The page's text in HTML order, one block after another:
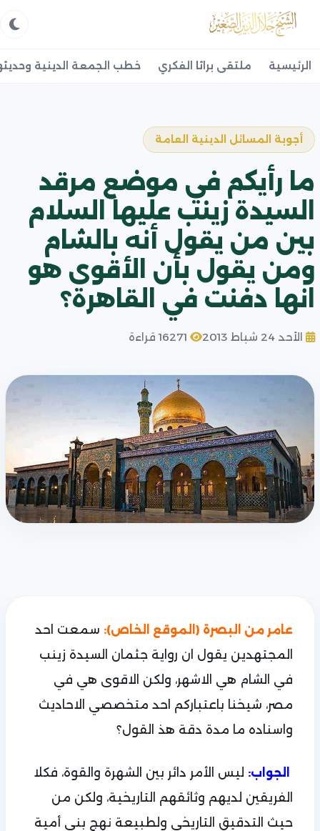
الرئيسية ملتقى براثا الفكري خطب الجمعة الدينية
أجوبة المسائل الدينية العامة
ما رأيكم في موضع مرقد
السيدة زينب عليها السلام
بين من يقول أنه بالشام
ومن يقول بأن الأقوى هو
انها دفنت في القاهرة؟
الأحد 24 شباط 2013
عامر من البصرة (الموقع الخاص): سمعت احد
المجتهدين يقول ان رواية جثمان السيدة زينب
في الشام هي الاشهر، ولكن الاقوى هي في
مصر، شيخنا باعتباركم احد متخصصي الاحاديث
واسناده ما مدة دقة هذ القول؟
الجواب: ليس الأمر دائر بين الشهرة والقوة، فكلا
الفريقين لديهم وثائقهم التاريخية، ولكن من
حيث التدقيق التاريخي ولطبيعة نهج بني أمية